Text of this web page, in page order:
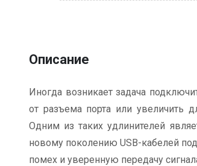
Описание
Иногда возникает задача
от разъема порта или увеличить
Одним из таких удлинителей
новому поколению USB-кабелей
помех и уверенную передачу